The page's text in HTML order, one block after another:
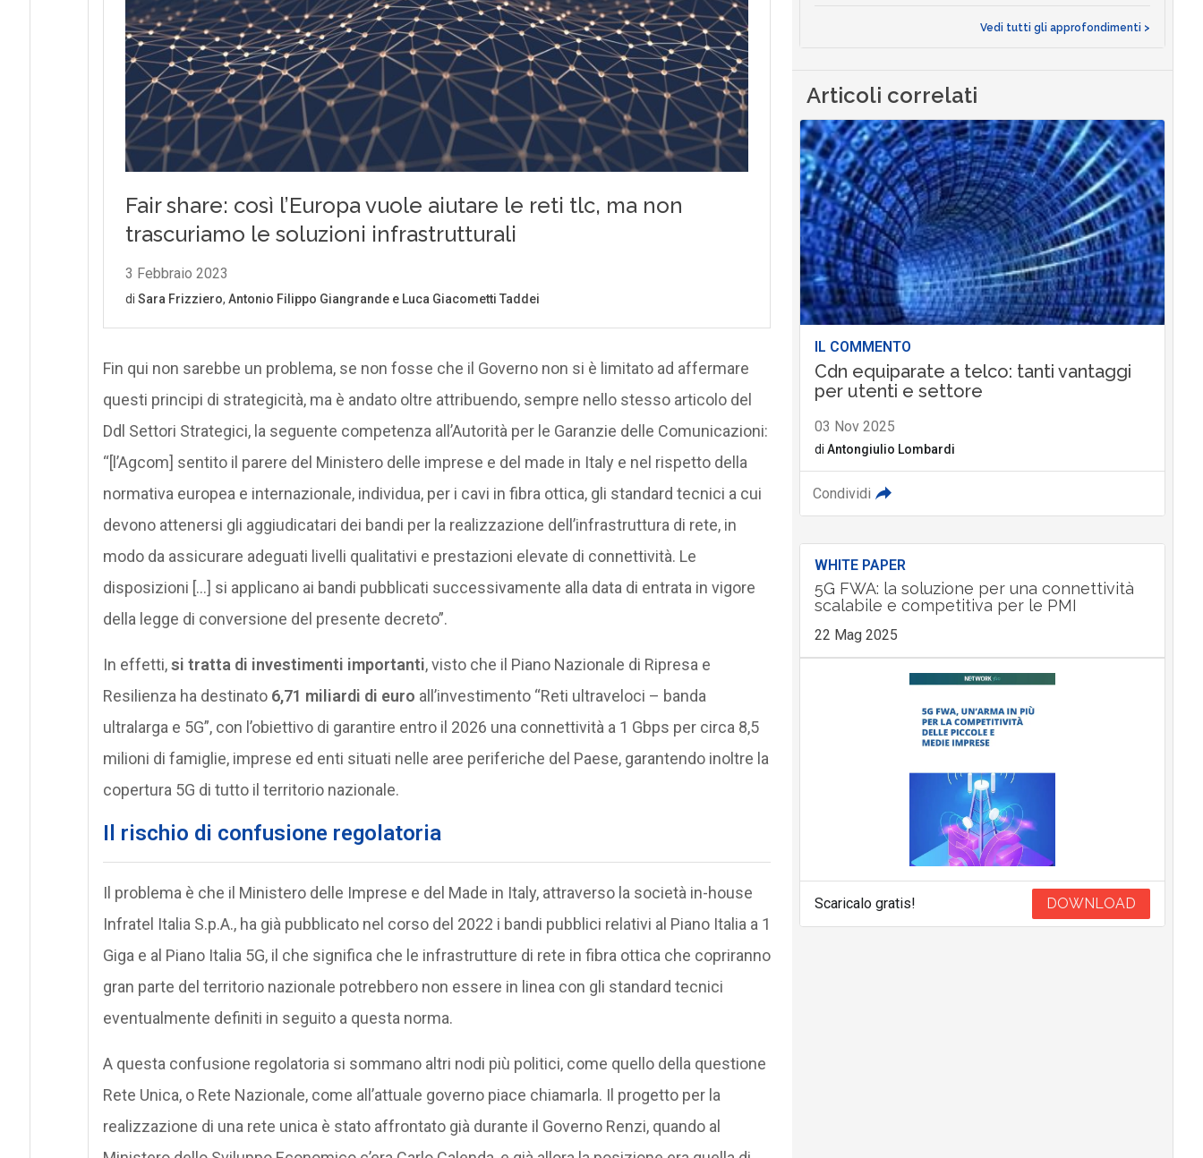
Fin qui non sarebbe un problema, se non fosse che il Governo non si è limitato ad affermare
questi principi di strategicità, ma è andato oltre attribuendo, sempre nello stesso articolo del
Ddl Settori Strategici, la seguente competenza all’Autorità per le Garanzie delle Comunicazioni:
“[l’Agcom] sentito il parere del Ministero delle imprese e del made in Italy e nel rispetto della
normativa europea e internazionale, individua, per i cavi in fibra ottica, gli standard tecnici a cui
devono attenersi gli aggiudicatari dei bandi per la realizzazione dell’infrastruttura di rete, in
modo da assicurare adeguati livelli qualitativi e prestazioni elevate di connettività. Le
disposizioni […] si applicano ai bandi pubblicati successivamente alla data di entrata in vigore
della legge di conversione del presente decreto”.
In effetti,si tratta di investimenti importanti, visto che il Piano Nazionale di Ripresa e
Resilienza ha destinato 6,71 miliardi di euro all’investimento “Reti ultraveloci – banda
ultralarga e 5G”, con l’obiettivo di garantire entro il 2026 una connettività a 1 Gbps per circa 8,5
milioni di famiglie, imprese ed enti situati nelle aree periferiche del Paese, garantendo inoltre la
copertura 5G di tutto il territorio nazionale.
Il rischio di confusione regolatoria
Il problema è che il Ministero delle Imprese e del Made in Italy, attraverso la società in-house
Infratel Italia S.p.A., ha già pubblicato nel corso del 2022 i bandi pubblici relativi al Piano Italia a 1
Giga e al Piano Italia 5G, il che significa che le infrastrutture di rete in fibra ottica che copriranno
gran parte del territorio nazionale potrebbero non essere in linea con gli standard tecnici
eventualmente definiti in seguito a questa norma.
A questa confusione regolatoria si sommano altri nodi più politici, come quello della questione
Rete Unica, o Rete Nazionale, come all’attuale governo piace chiamarla. Il progetto per la
realizzazione di una rete unica è stato affrontato già durante il Governo Renzi, quando al
Vedi tutti gli approfondimenti >
Articoli correlati
IL COMMENTO
Cdn equiparate a telco: tanti vantaggi
per utenti e settore
03 Nov 2025
di Antongiulio Lombardi
Condividi
WHITE PAPER
5G FWA: la soluzione per una connettività
scalabile e competitiva per le PMI
22 Mag 2025
Scaricalo gratis! DOWNLOAD